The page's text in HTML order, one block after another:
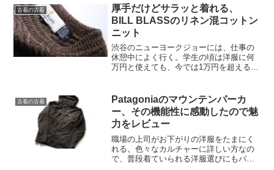
の服が欲しくなる今の時期。池袋のセカ
ンドストリートに行ったと...
古着の古着
厚手だけどサラッと着れる、
BILL BLASSのリネン混コットン
ニット
渋谷のニューヨークジョーには、仕事の
休憩中によく行く。学生の頃は洋服に何
万円と使えても、今では1万円を超える服
も古着の、所在の知れなさが好きだった
りするのかもしれない。...
古着の古着
Patagoniaのマウンテンパーカ
ー、その機能性に感動したので魅
力をレビュー
職場の上司がお下がりの洋服をたまにく
れる。色々なカルチャーに詳しい方なの
で、普段着ていられる洋服選びにもバッ